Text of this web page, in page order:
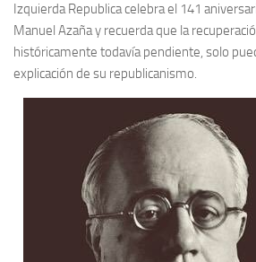
Memoria Histórica
Investigación previa de la represión en
1947).
Informe Represión en Toledo 1936-1947
Informe de la fosa de abril de 1939 de
Enciclopedia Republicana
Militantes históricos IR
Personajes republicanos
Izquierda Republicana. Agrupaciones y
Izquierda Republica celebra el 141
Manuel Azaña y recuerda que la
históricamente todavía pendiente, solo
explicación de su republicanismo.